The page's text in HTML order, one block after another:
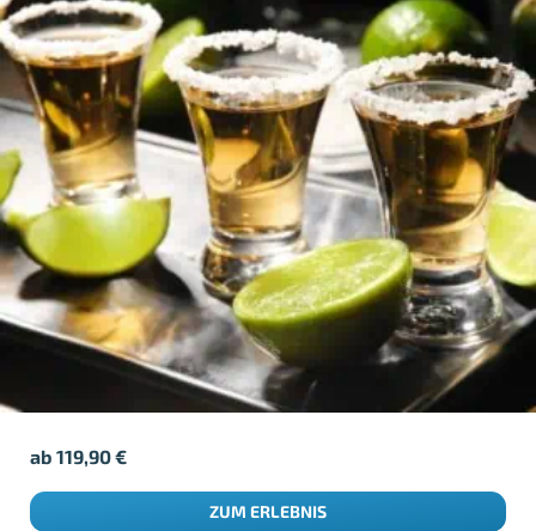
ab119,90€
ZUM ERLEBNIS